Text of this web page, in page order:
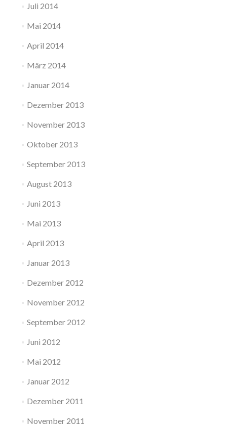
Juli 2014
Mai 2014
April 2014
März 2014
Januar 2014
Dezember 2013
November 2013
Oktober 2013
September 2013
August 2013
Juni 2013
Mai 2013
April 2013
Januar 2013
Dezember 2012
November 2012
September 2012
Juni 2012
Mai 2012
Januar 2012
Dezember 2011
November 2011